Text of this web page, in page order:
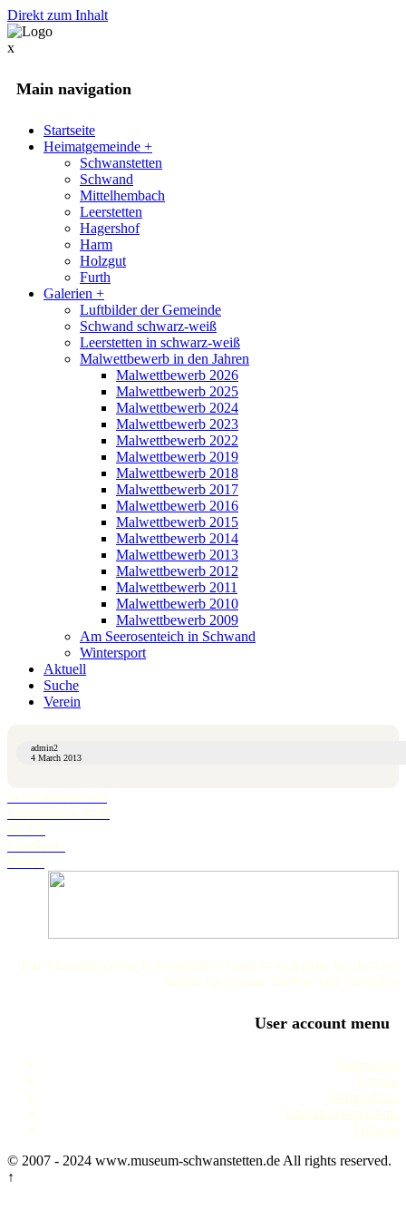
Direkt zum Inhalt
x
Main navigation
Startseite
Heimatgemeinde +
Schwanstetten
Schwand
Mittelhembach
Leerstetten
Hagershof
Harm
Holzgut
Furth
Galerien +
Luftbilder der Gemeinde
Schwand schwarz-weiß
Leerstetten in schwarz-weiß
Malwettbewerb in den Jahren
Malwettbewerb 2026
Malwettbewerb 2025
Malwettbewerb 2024
Malwettbewerb 2023
Malwettbewerb 2022
Malwettbewerb 2019
Malwettbewerb 2018
Malwettbewerb 2017
Malwettbewerb 2016
Malwettbewerb 2015
Malwettbewerb 2014
Malwettbewerb 2013
Malwettbewerb 2012
Malwettbewerb 2011
Malwettbewerb 2010
Malwettbewerb 2009
Am Seerosenteich in Schwand
Wintersport
Aktuell
Suche
Verein
admin2
4 March 2013
Schwanstetten.de
Landratsamt Roth
BLFD
Landkarte
Wetter
Der Museumsverein Schwanstetten bedankt sich ganz herzlich bei
seinen Sponsoren, Helfern und Freunden
User account menu
Impressum
Service
Datenschutz
Literaturverzeichnis
Termine
© 2007 - 2024 www.museum-schwanstetten.de All rights reserved.
↑